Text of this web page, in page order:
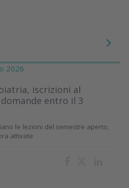
2026
iscrizioni al
entro il 3
le lezioni del semestre aperto,
attivate